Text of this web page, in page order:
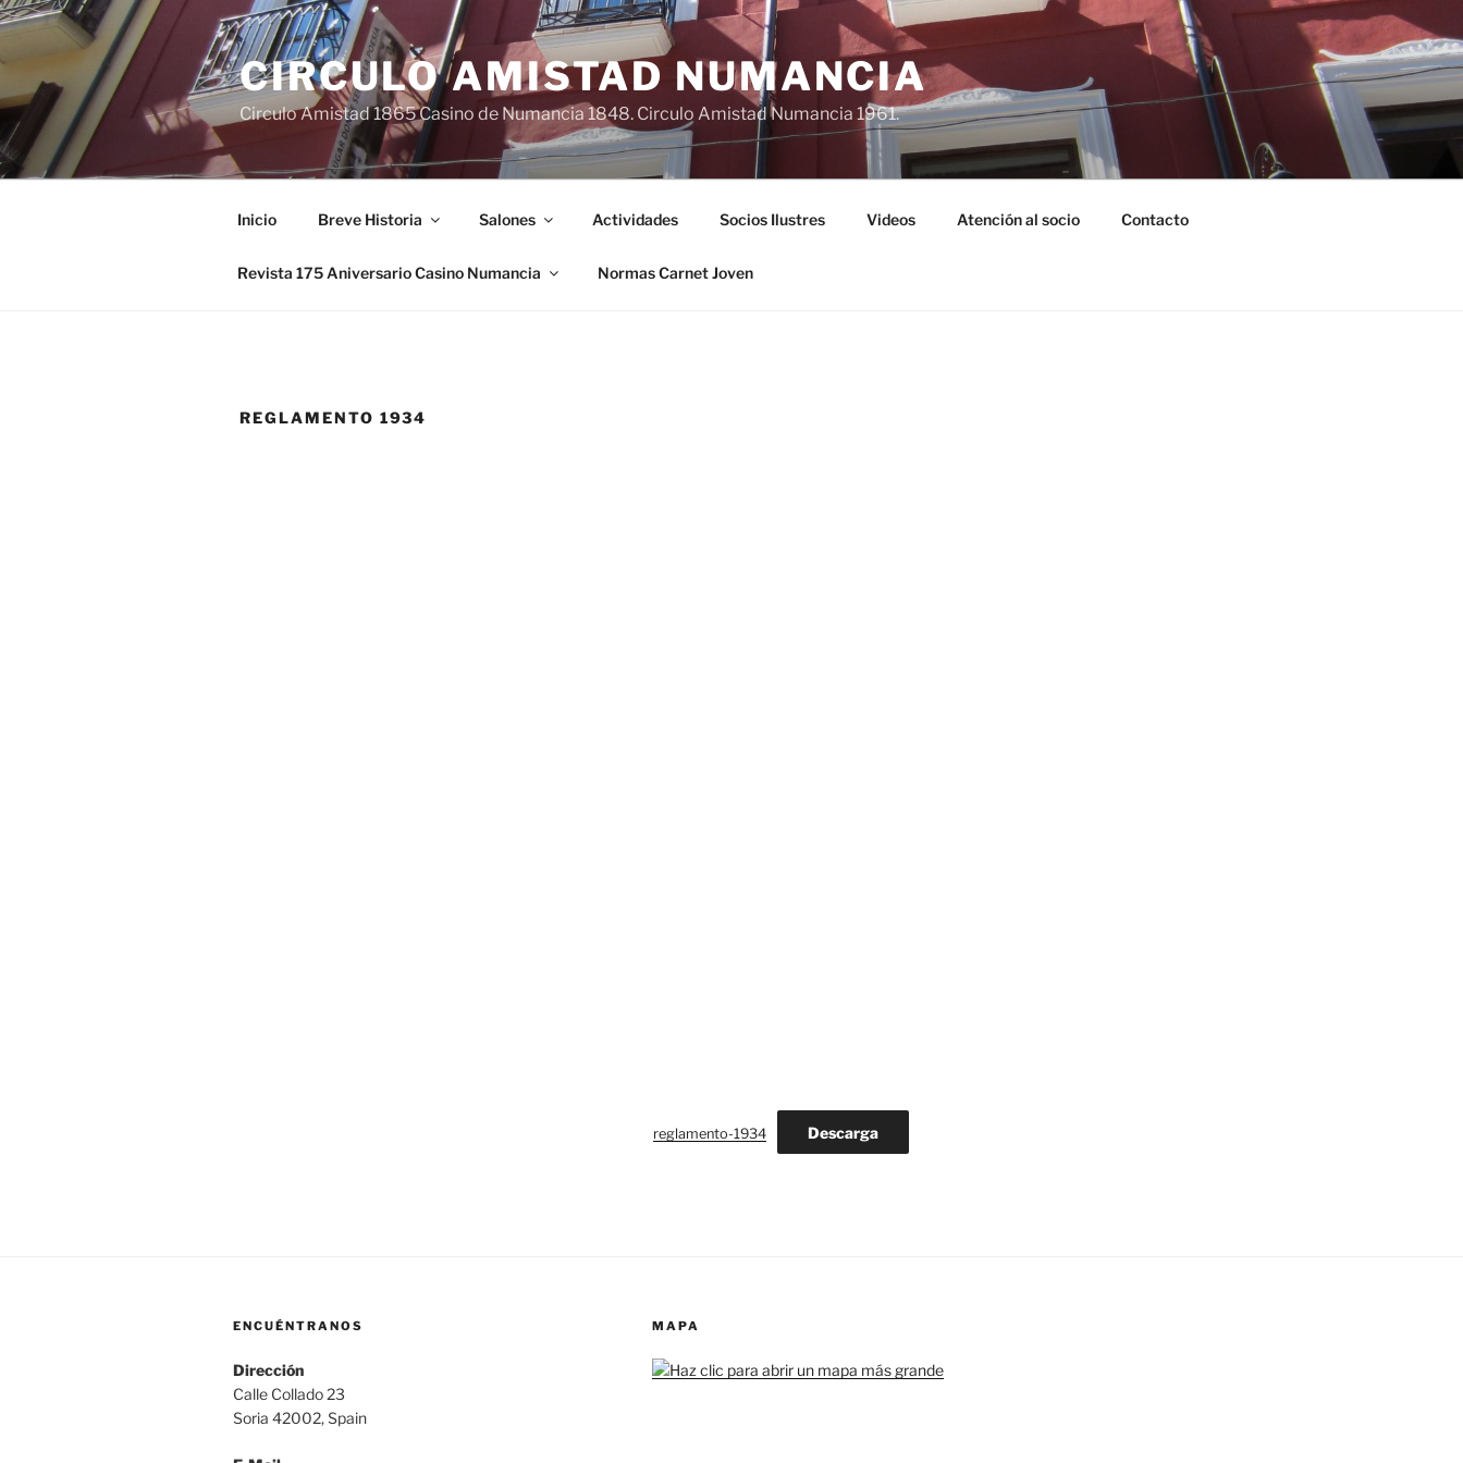
Saltar
al
contenido
CIRCULO AMISTAD NUMANCIA
Circulo Amistad 1865 Casino de Numancia 1848. Circulo Amistad Numancia 1961.
Inicio Breve Historia Salones Actividades Socios Ilustres Videos Atención al socio Contacto
Revista 175 Aniversario Casino Numancia Normas Carnet Joven
REGLAMENTO 1934
reglamento-1934 Descarga
ENCUÉNTRANOS
Dirección
Calle Collado 23
Soria 42002, Spain
MAPA